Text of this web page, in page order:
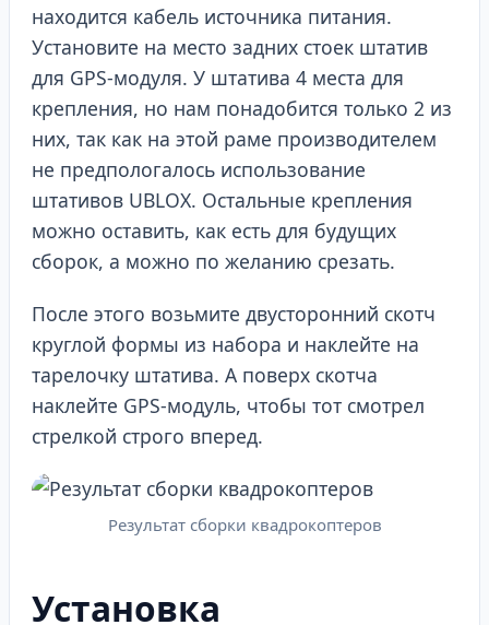
находится кабель источника питания.
Установите на место задних стоек штатив
для GPS-модуля. У штатива 4 места для
крепления, но нам понадобится только 2 из
них, так как на этой раме производителем
не предпологалось использование
штативов UBLOX. Остальные крепления
можно оставить, как есть для будущих
сборок, а можно по желанию срезать.
После этого возьмите двусторонний скотч
круглой формы из набора и наклейте на
тарелочку штатива. А поверх скотча
наклейте GPS-модуль, чтобы тот смотрел
стрелкой строго вперед.
Результат сборки квадрокоптеров
Установка